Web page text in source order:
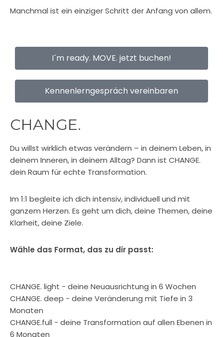
Manchmal ist ein einziger Schritt der Anfang von allem.
I´m ready. MOVE. jetzt buchen!
Kennenlerngespräch vereinbaren
CHANGE.
Du willst wirklich etwas verändern – in deinem Leben, in
deinem Inneren, in deinem Alltag? Dann ist CHANGE.
dein Raum für echte Transformation.
Im 1:1 begleite ich dich intensiv, individuell und mit
ganzem Herzen. Es geht um dich, deine Themen, deine
Klarheit, deine Ziele.
Wähle das Format, das zu dir passt:
CHANGE. light - deine Neuausrichtung in 6 Wochen
CHANGE. deep - deine Veränderung mit Tiefe in 3
Monaten
CHANGE.full - deine Transformation auf allen Ebenen in
6 Monaten